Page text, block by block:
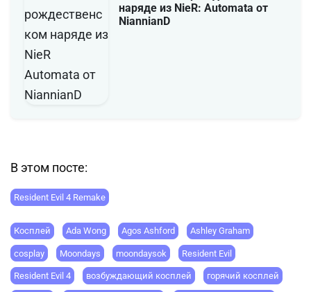
наряде из NieR: Automata от
NiannianD
В этом посте:
Resident Evil 4 Remake
Косплей Ada Wong Agos Ashford Ashley Graham
cosplay Moondays moondaysok Resident Evil
Resident Evil 4 возбуждающий косплей горячий косплей